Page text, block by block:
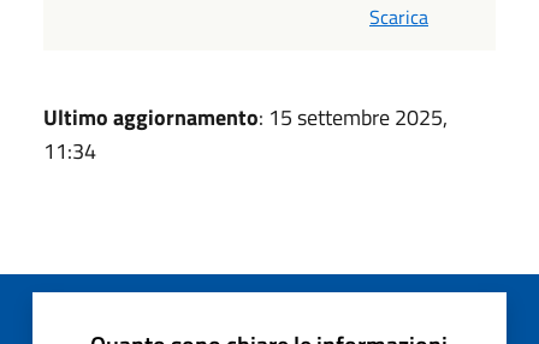
Scarica
Ultimo aggiornamento: 15 settembre 2025,
11:34